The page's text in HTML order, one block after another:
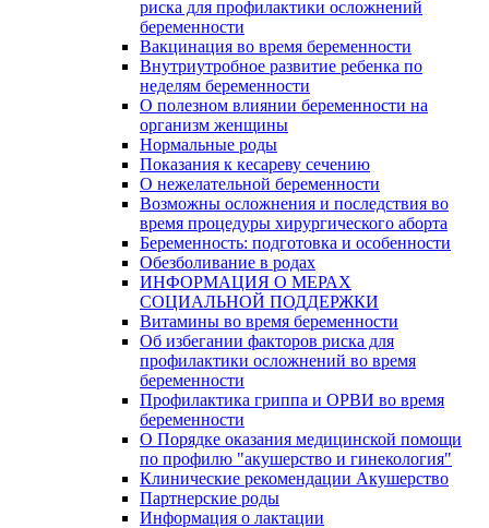
риска для профилактики осложнений
беременности
Вакцинация во время беременности
Внутриутробное развитие ребенка по
неделям беременности
О полезном влиянии беременности на
организм женщины
Нормальные роды
Показания к кесареву сечению
О нежелательной беременности
Возможны осложнения и последствия во
время процедуры хирургического аборта
Беременность: подготовка и особенности
Обезболивание в родах
ИНФОРМАЦИЯ О МЕРАХ
СОЦИАЛЬНОЙ ПОДДЕРЖКИ
Витамины во время беременности
Об избегании факторов риска для
профилактики осложнений во время
беременности
Профилактика гриппа и ОРВИ во время
беременности
О Порядке оказания медицинской помощи
по профилю "акушерство и гинекология"
Клинические рекомендации Акушерство
Партнерские роды
Информация о лактации